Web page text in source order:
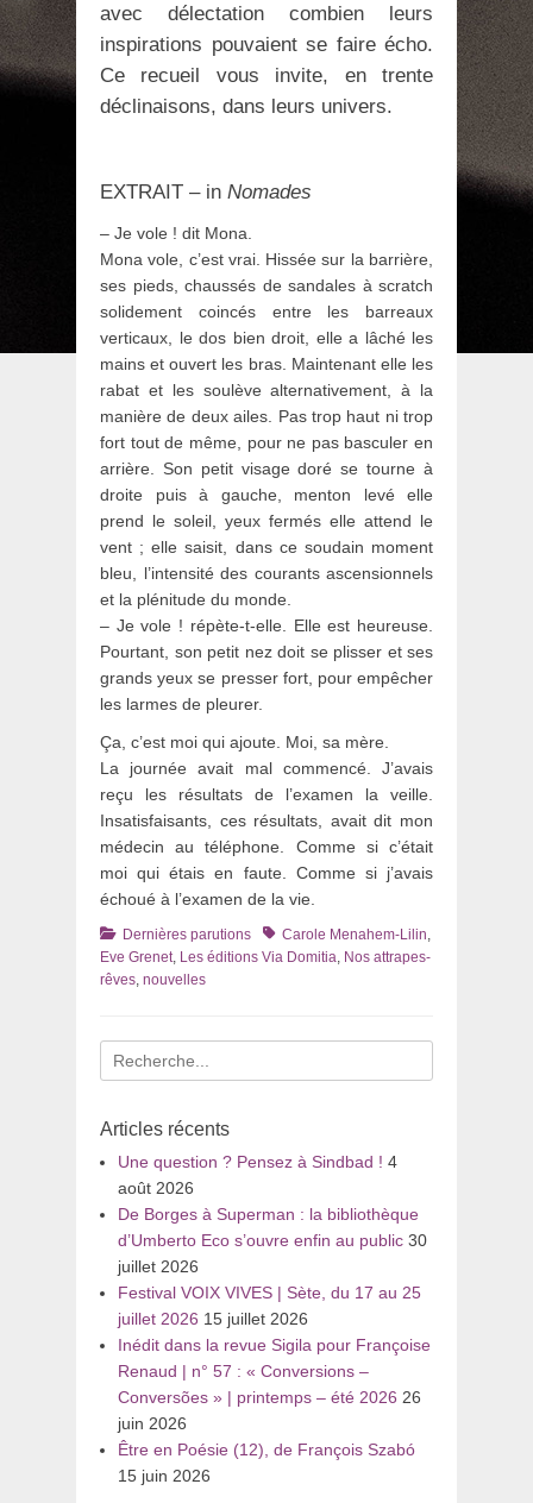
avec délectation combien leurs
inspirations pouvaient se faire écho.
Ce recueil vous invite, en trente
déclinaisons, dans leurs univers.
EXTRAIT – in Nomades
– Je vole ! dit Mona.
Mona vole, c’est vrai. Hissée sur la barrière,
ses pieds, chaussés de sandales à scratch
solidement coincés entre les barreaux
verticaux, le dos bien droit, elle a lâché les
mains et ouvert les bras. Maintenant elle les
rabat et les soulève alternativement, à la
manière de deux ailes. Pas trop haut ni trop
fort tout de même, pour ne pas basculer en
arrière. Son petit visage doré se tourne à
droite puis à gauche, menton levé elle
prend le soleil, yeux fermés elle attend le
vent ; elle saisit, dans ce soudain moment
bleu, l’intensité des courants ascensionnels
et la plénitude du monde.
– Je vole ! répète-t-elle. Elle est heureuse.
Pourtant, son petit nez doit se plisser et ses
grands yeux se presser fort, pour empêcher
les larmes de pleurer.
Ça, c’est moi qui ajoute. Moi, sa mère.
La journée avait mal commencé. J’avais
reçu les résultats de l’examen la veille.
Insatisfaisants, ces résultats, avait dit mon
médecin au téléphone. Comme si c’était
moi qui étais en faute. Comme si j’avais
échoué à l’examen de la vie.
Catégories
Dernières parutions TagsCarole Menahem-Lilin
Eve Grenet Les éditions Via Domitia Nos attrapes-
rêves nouvelles
Recherche
pour
Articles récents
Une question ? Pensez à Sindbad ! 4
août 2026
De Borges à Superman : la bibliothèque
d’Umberto Eco s’ouvre enfin au public 30
juillet 2026
Festival VOIX VIVES | Sète, du 17 au 25
juillet 2026 15 juillet 2026
Inédit dans la revue Sigila pour Françoise
Renaud | n° 57 : « Conversions –
Conversões » | printemps – été 2026 26
juin 2026
Être en Poésie (12), de François Szabó
15 juin 2026